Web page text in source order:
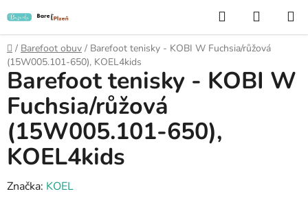
na
obsah
Hledat
KOŠÍK
Domů
/ Barefoot obuv / Barefoot tenisky - KOBI W Fuchsia/růžová
(15W005.101-650), KOEL4kids
Barefoot tenisky - KOBI W
Fuchsia/růžová
(15W005.101-650),
KOEL4kids
Značka: KOEL